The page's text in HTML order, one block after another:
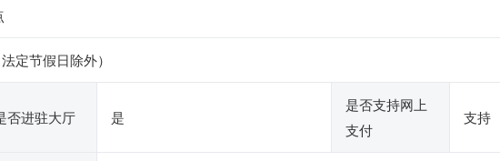
定节假日除外）
否进驻大厅 是
是否支持网上
支付
支持